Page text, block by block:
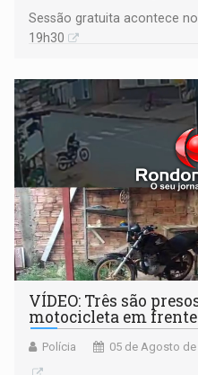
Sessão gratuita acontece
19h30
VÍDEO: Três são
motocicleta em
Polícia 05 de Agosto de